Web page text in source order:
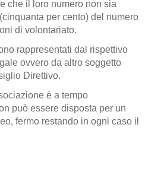
che il loro numero non sia
per cento) del numero
di volontariato.
rappresentati dal rispettivo
ovvero da altro soggetto
Direttivo.
è a tempo
può essere disposta per un
fermo restando in ogni caso il